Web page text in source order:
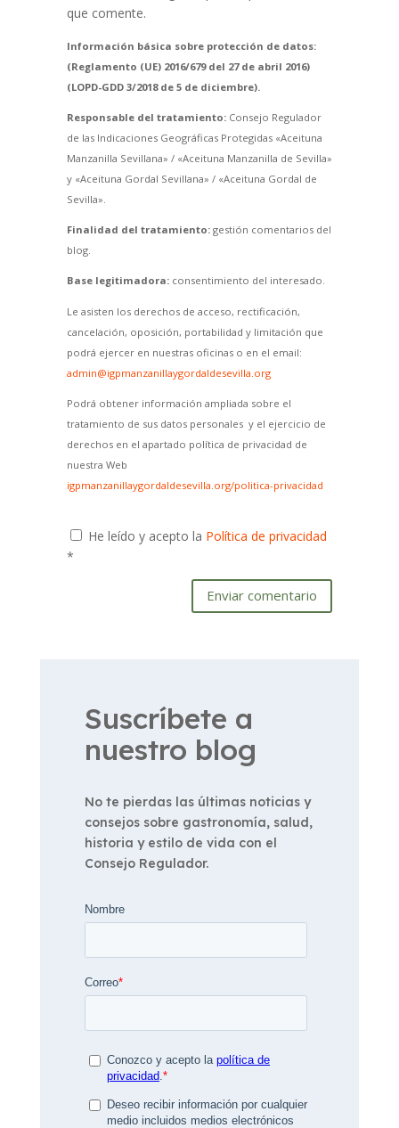
que comente.
Información básica sobre protección de datos:
(Reglamento (UE) 2016/679 del 27 de abril 2016)
(LOPD-GDD 3/2018 de 5 de diciembre).
Responsable del tratamiento:Consejo Regulador
de las Indicaciones Geográficas Protegidas «Aceituna
Manzanilla Sevillana» / «Aceituna Manzanilla de Sevilla»
y «Aceituna Gordal Sevillana» / «Aceituna Gordal de
Sevilla».
Finalidad del tratamiento:gestión comentarios del
blog.
Base legitimadora:consentimiento del interesado.
Le asisten los derechos de acceso, rectificación,
cancelación, oposición, portabilidad y limitación que
podrá ejercer en nuestras oficinas o en el email:
admin@igpmanzanillaygordaldesevilla.org
Podrá obtener información ampliada sobre el
tratamiento de sus datos personales y el ejercicio de
derechos en el apartado política de privacidad de
nuestra Web
igpmanzanillaygordaldesevilla.org/politica-privacidad
He leído y acepto la Política de privacidad
*
Enviar comentario
Suscríbete a
nuestro blog
No te pierdas las últimas noticias y
consejos sobre gastronomía, salud,
historia y estilo de vida con el
Consejo Regulador.